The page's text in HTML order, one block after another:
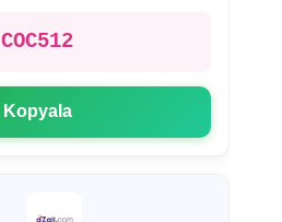
COC512
Kopyala